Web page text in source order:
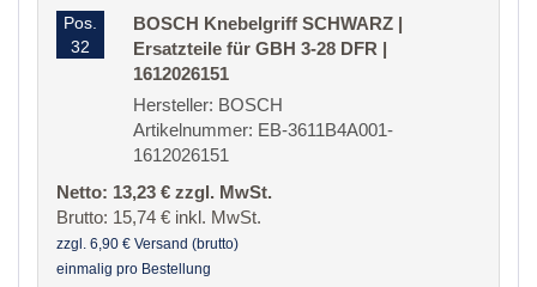
Pos.
32
BOSCH Knebelgriff SCHWARZ |
Ersatzteile für GBH 3-28 DFR |
1612026151
Hersteller: BOSCH
Artikelnummer: EB-3611B4A001-
1612026151
Netto: 13,23 € zzgl. MwSt.
Brutto: 15,74 € inkl. MwSt.
zzgl. 6,90 € Versand (brutto)
einmalig pro Bestellung